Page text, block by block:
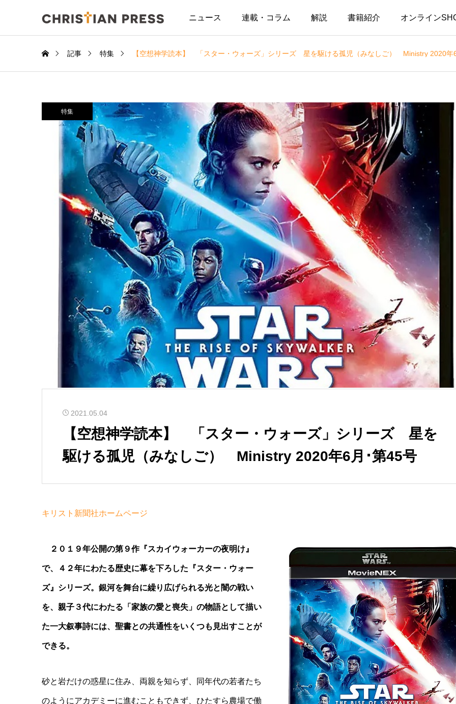
ニュース 連載・コラム 解説 書籍紹介 オンライン
記事 特集 【空想神学読本】 「スター・ウォーズ」シリーズ 星を駆ける孤児（みなしご） Ministry 2020年
特集
2021.05.04
【空想神学読本】 「スター・ウォーズ」シリーズ 星を
駆ける孤児（みなしご） Ministry 2020年6月･第45号
キリスト新聞社ホームページ
２０１９年公開の第９作『スカイウォーカーの夜明け』
で、４２年にわたる歴史に幕を下ろした『スター・ウォー
ズ』シリーズ。銀河を舞台に繰り広げられる光と闇の戦い
を、親子３代にわたる「家族の愛と喪失」の物語として描い
た一大叙事詩には、聖書との共通性をいくつも見出すことが
できる。
砂と岩だけの惑星に住み、両親を知らず、同年代の若者たち
のようにアカデミーに進むこともできず、ひたすら農場で働